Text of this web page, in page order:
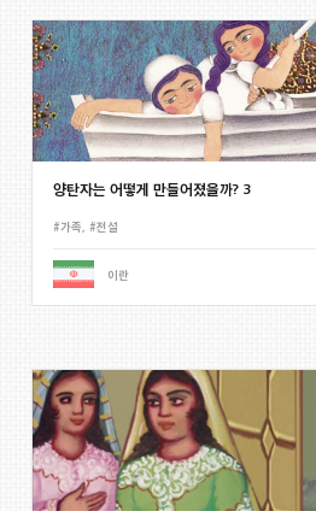
양탄자는 어떻게 만들어졌을까? 3
#가족 #전설
이란